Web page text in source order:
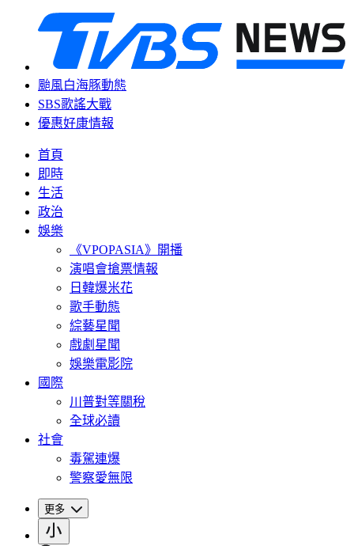
颱風白海豚動態
SBS歌謠大戰
優惠好康情報
首頁
即時
生活
政治
娛樂
《VPOPASIA》開播
演唱會搶票情報
日韓爆米花
歌手動態
綜藝星聞
戲劇星聞
娛樂電影院
國際
川普對等關稅
全球必讀
社會
毒駕連爆
警察愛無限
更多